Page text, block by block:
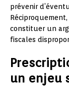
prévenir
constituer un
fiscales
un enjeu